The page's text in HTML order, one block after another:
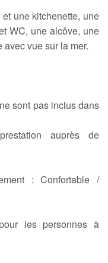
une kitchenette, une
WC, une alcôve, une
vue sur la mer.
sont pas inclus dans
auprès de
: Confortable /
les personnes à